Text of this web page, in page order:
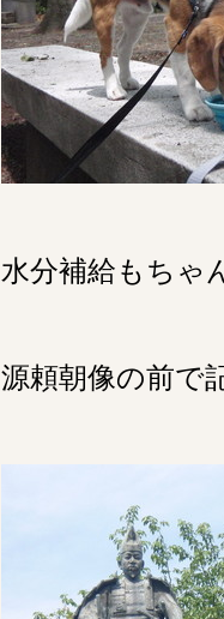
水分補給もちゃ
源頼朝像の前で